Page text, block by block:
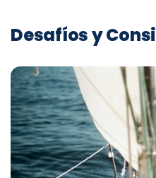
Desafíos y